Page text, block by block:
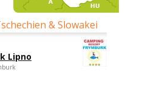
& Slowakei
Lipno